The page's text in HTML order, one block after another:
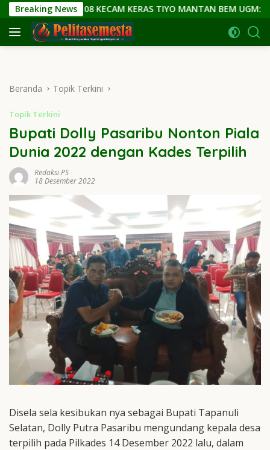
Langsung
ke
konten
Breaking News
SETIA 08 KECAM KERAS TIYO MANTAN BEM UGM: HINA
Beranda Topik Terkini
Topik Terkini
Bupati Dolly Pasaribu Nonton Piala
Dunia 2022 dengan Kades Terpilih
Redaksi PS
18 Desember 2022
Disela sela kesibukan nya sebagai Bupati Tapanuli
Selatan, Dolly Putra Pasaribu mengundang kepala desa
terpilih pada Pilkades 14 Desember 2022 lalu, dalam